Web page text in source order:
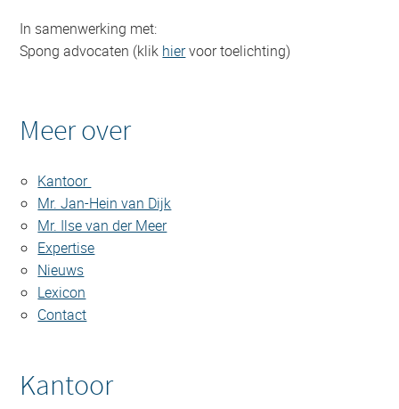
In samenwerking met:
Spong advocaten (klik hiervoor toelichting)
Meer over
Kantoor
Mr. Jan-Hein van Dijk
Mr. Ilse van der Meer
Expertise
Nieuws
Lexicon
Contact
Kantoor